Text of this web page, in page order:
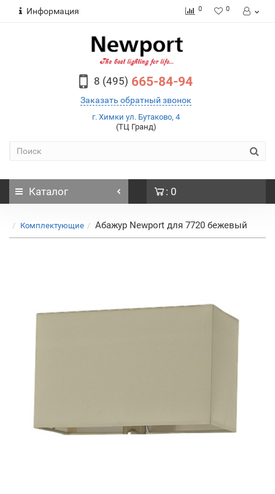
Информация 0 0
8 (495) 665-84-94
Заказать обратный звонок
г. Химки ул. Бутаково, 4
(ТЦ Гранд)
Каталог : 0
Комплектующие Абажур Newport для 7720 бежевый